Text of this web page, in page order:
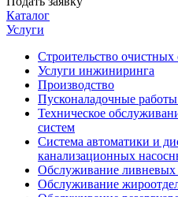
Каталог
Услуги
Строительство
Услуги инжиниринга
Производство
Пусконаладочные
Техническое
систем
Система автоматики и
канализационных
Обслуживание
Обслуживание